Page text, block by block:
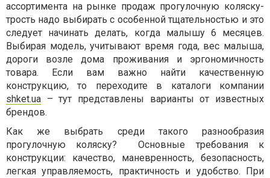
ассортимента на рынке продаж прогулочную коляску-
трость надо выбирать с особенной тщательностью и это
следует начинать делать, когда малышу 6 месяцев.
Выбирая модель, учитывают время года, вес малыша,
дороги возле дома проживания и эргономичность
товара. Если вам важно найти качественную
конструкцию, то переходите в каталоги компании
shket.ua – тут представлены варианты от известных
брендов.
Как же выбрать среди такого разнообразия
прогулочную коляску? Основные требования к
конструкции: качество, маневренность, безопасность,
легкая управляемость, практичность и удобство. При